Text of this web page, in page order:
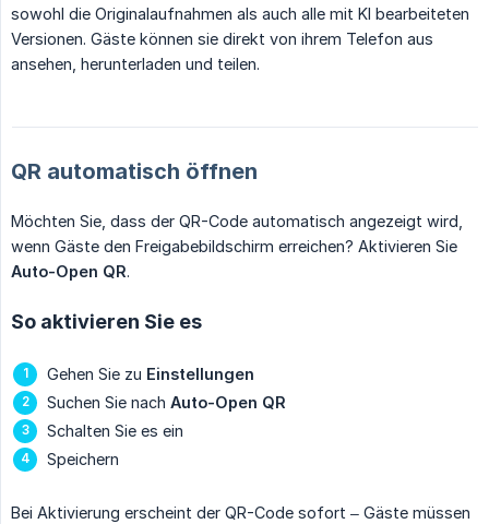
sowohl die Originalaufnahmen als auch alle mit KI bearbeiteten
Versionen. Gäste können sie direkt von ihrem Telefon aus
ansehen, herunterladen und teilen.
QR automatisch öffnen
Möchten Sie, dass der QR-Code automatisch angezeigt wird,
wenn Gäste den Freigabebildschirm erreichen? Aktivieren Sie
Auto-Open QR.
So aktivieren Sie es
Gehen Sie zu Einstellungen
Suchen Sie nach Auto-Open QR
Schalten Sie es ein
Speichern
Bei Aktivierung erscheint der QR-Code sofort – Gäste müssen